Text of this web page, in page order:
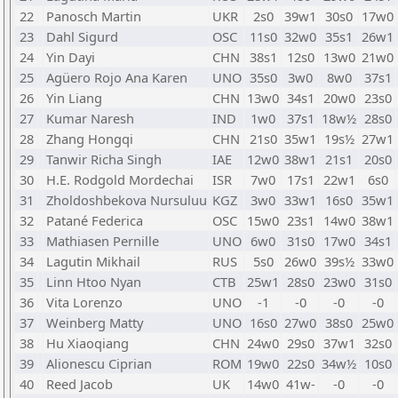
22
Panosch Martin UKR 2s0 39w1 30s0 17w0
23
Dahl Sigurd OSC 11s0 32w0 35s1 26w1
24
Yin Dayi CHN 38s1 12s0 13w0 21w0
25
Agüero Rojo Ana Karen UNO 35s0 3w0 8w0
37s1
26
Yin Liang CHN 13w0 34s1 20w0 23s0
27
Kumar Naresh IND 1w0 37s1 18w½ 28s0
28
Zhang Hongqi CHN 21s0 35w1 19s½ 27w1
29
Tanwir Richa Singh IAE 12w0 38w1 21s1
20s0
30
H.E. Rodgold Mordechai ISR 7w0 17s1 22w1
6s0
31
Zholdoshbekova Nursuluu KGZ 3w0 33w1 16s0 35w1
32
Patané Federica OSC 15w0 23s1 14w0 38w1
33
Mathiasen Pernille UNO 6w0 31s0 17w0 34s1
34
Lagutin Mikhail RUS 5s0 26w0 39s½ 33w0
35
Linn Htoo Nyan CTB 25w1 28s0 23w0 31s0
36
Vita Lorenzo UNO -1 -0 -0
-0
37
Weinberg Matty UNO 16s0 27w0 38s0 25w0
38
Hu Xiaoqiang CHN 24w0 29s0 37w1 32s0
39
Alionescu Ciprian ROM 19w0 22s0 34w½ 10s0
40
Reed Jacob UK 14w0 41w- -0
-0